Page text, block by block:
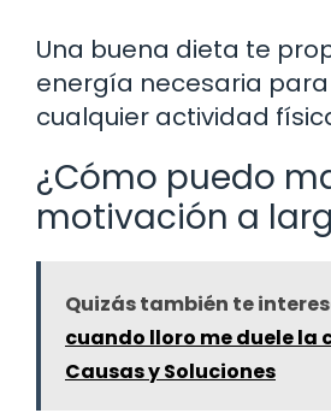
Una buena dieta te
energía necesaria
cualquier actividad
¿Cómo puedo
motivación a
Quizás también te
cuando lloro me duele la
Causas y Soluciones